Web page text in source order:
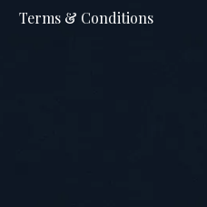
Terms & Conditions